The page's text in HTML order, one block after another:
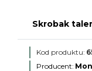
Skrobak
Kod produktu:
Producent: